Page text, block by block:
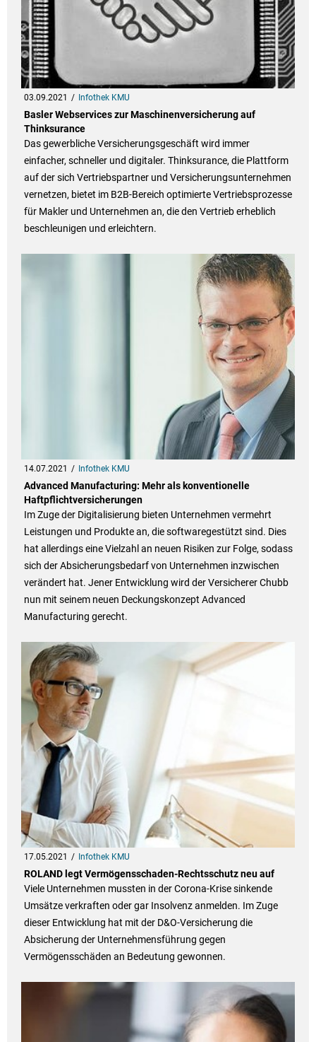
03.09.2021 Infothek KMU
Basler Webservices zur Maschinenversicherung auf
Thinksurance
Das gewerbliche Versicherungsgeschäft wird immer
einfacher, schneller und digitaler. Thinksurance, die Plattform
auf der sich Vertriebspartner und Versicherungsunternehmen
vernetzen, bietet im B2B-Bereich optimierte Vertriebsprozesse
für Makler und Unternehmen an, die den Vertrieb erheblich
beschleunigen und erleichtern.
14.07.2021 Infothek KMU
Advanced Manufacturing: Mehr als konventionelle
Haftpflichtversicherungen
Im Zuge der Digitalisierung bieten Unternehmen vermehrt
Leistungen und Produkte an, die softwaregestützt sind. Dies
hat allerdings eine Vielzahl an neuen Risiken zur Folge, sodass
sich der Absicherungsbedarf von Unternehmen inzwischen
verändert hat. Jener Entwicklung wird der Versicherer Chubb
nun mit seinem neuen Deckungskonzept Advanced
Manufacturing gerecht.
17.05.2021 Infothek KMU
ROLAND legt Vermögensschaden-Rechtsschutz neu auf
Viele Unternehmen mussten in der Corona-Krise sinkende
Umsätze verkraften oder gar Insolvenz anmelden. Im Zuge
dieser Entwicklung hat mit der D&O-Versicherung die
Absicherung der Unternehmensführung gegen
Vermögensschäden an Bedeutung gewonnen.